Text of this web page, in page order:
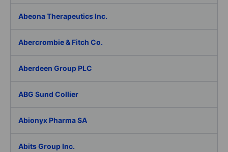
Abeona Therapeutics Inc.
Abercrombie & Fitch Co.
Aberdeen Group PLC
ABG Sund Collier
Abionyx Pharma SA
Abits Group Inc.